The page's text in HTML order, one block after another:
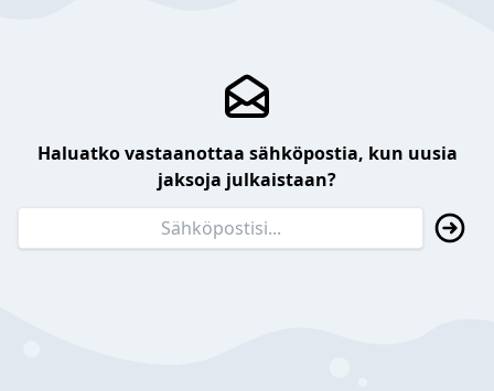
Haluatko vastaanottaa sähköpostia, kun uusia
jaksoja julkaistaan?